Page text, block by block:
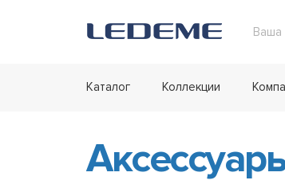
Ваша
Каталог Коллекции